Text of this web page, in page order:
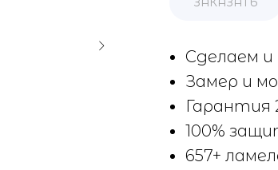
Сделаем и
Замер и
Гарантия
100%
657+